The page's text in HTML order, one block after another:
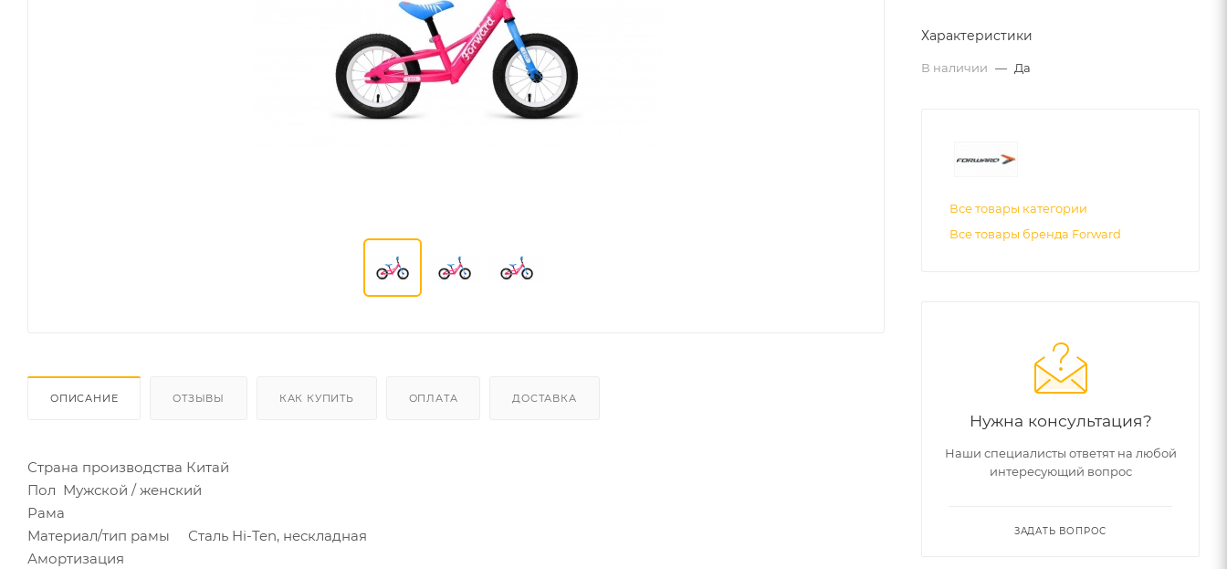
ОПИСАНИЕ ОТЗЫВЫ КАК КУПИТЬ ОПЛАТА ДОСТАВКА
Страна производства Китай
Пол Мужской / женский
Рама
Материал/тип рамы
Сталь Hi-Ten, нескладная
Амортизация
Характеристики
В наличии — Да
Все товары категории
Все товары бренда Forward
Нужна консультация?
Наши специалисты ответят на любой
интересующий вопрос
ЗАДАТЬ ВОПРОС